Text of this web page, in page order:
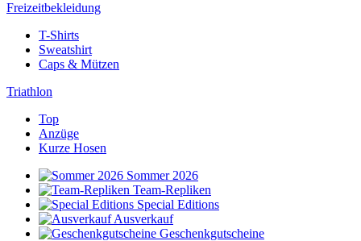
Freizeitbekleidung
T-Shirts
Sweatshirt
Caps & Mützen
Triathlon
Top
Anzüge
Kurze Hosen
Sommer 2026
Team-Repliken
Special Editions
Ausverkauf
Geschenkgutscheine